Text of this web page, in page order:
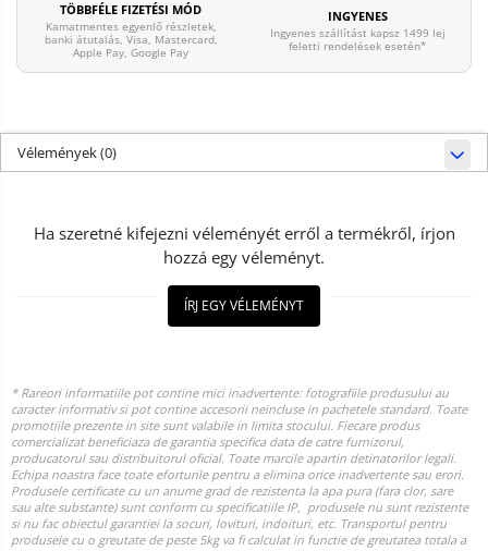
TÖBBFÉLE FIZETÉSI MÓD
Kamatmentes egyenlő részletek,
banki átutalás, Visa, Mastercard,
Apple Pay, Google Pay
INGYENES
Ingyenes szállítást kapsz 1499 lej
feletti rendelések esetén*
Vélemények(0)
Ha szeretné kifejezni véleményét erről a termékről, írjon
hozzá egy véleményt.
ÍRJ EGY VÉLEMÉNYT